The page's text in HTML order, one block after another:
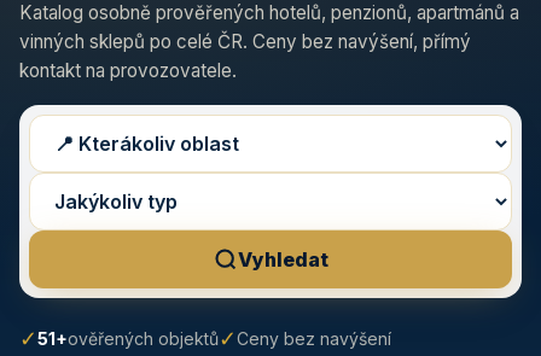
Katalog osobně prověřených hotelů, penzionů, apartmánů a
vinných sklepů po celé ČR. Ceny bez navýšení, přímý
kontakt na provozovatele.
Vyhledat
✓51+ověřených objektů✓Ceny bez navýšení